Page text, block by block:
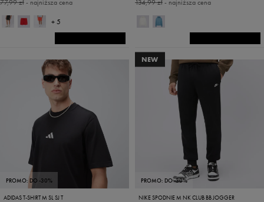
77,99 zł- najniższa cena
+ 5
134,99 zł- najniższa cena
PROMO: DO -30%
ADIDAS T-SHIRT M SL SJ T
NEW
PROMO: DO -30%
NIKE SPODNIE M NK CLUB BB JOGGER